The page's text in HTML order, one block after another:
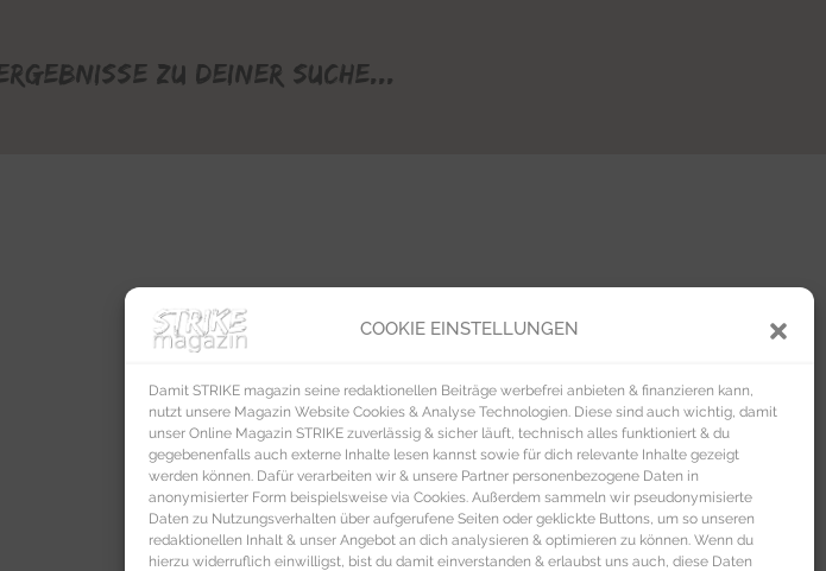
COOKIE EINSTELLUNGEN
Damit STRIKE magazin seine redaktionellen Beiträge werbefrei anbieten & finanzieren kann,
nutzt unsere Magazin Website Cookies & Analyse Technologien. Diese sind auch wichtig, damit
unser Online Magazin STRIKE zuverlässig & sicher läuft, technisch alles funktioniert & du
gegebenenfalls auch externe Inhalte lesen kannst sowie für dich relevante Inhalte gezeigt
werden können. Dafür verarbeiten wir & unsere Partner personenbezogene Daten in
anonymisierter Form beispielsweise via Cookies. Außerdem sammeln wir pseudonymisierte
Daten zu Nutzungsverhalten über aufgerufene Seiten oder geklickte Buttons, um so unseren
redaktionellen Inhalt & unser Angebot an dich analysieren & optimieren zu können. Wenn du
hierzu widerruflich einwilligst, bist du damit einverstanden & erlaubst uns auch, diese Daten
zu deiner Suche...